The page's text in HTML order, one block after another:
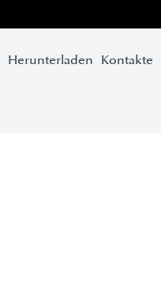
Herunterladen Kontakte